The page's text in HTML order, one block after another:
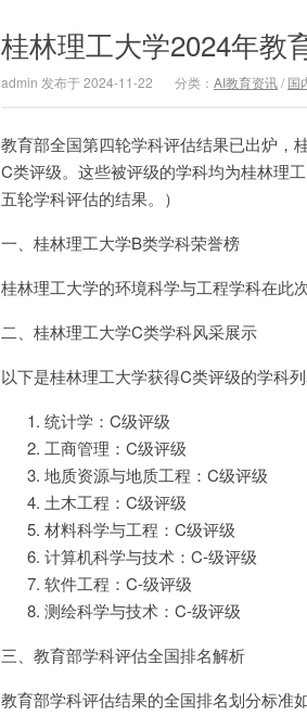
桂林理工大学2024年教
admin 发布于 2024-11-22 分类： AI教育资讯/ 国
教育部全国第四轮学科评估结果已出炉，
C类评级。这些被评级的学科均为桂林理
五轮学科评估的结果。）
一、桂林理工大学B类学科荣誉榜
桂林理工大学的环境科学与工程学科在此
二、桂林理工大学C类学科风采展示
以下是桂林理工大学获得C类评级的学科列
统计学：C级评级
工商管理：C级评级
地质资源与地质工程：C级评级
土木工程：C级评级
材料科学与工程：C级评级
计算机科学与技术：C-级评级
软件工程：C-级评级
测绘科学与技术：C-级评级
三、教育部学科评估全国排名解析
教育部学科评估结果的全国排名划分标准